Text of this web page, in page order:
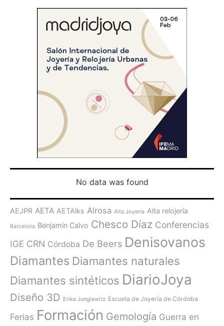
No data was found
AEJPR AETA AETAlks Alrosa Alta Joyería Alta relojería
Barcelona Benjamín Calvo Chesco Díaz Conferencias
IGE CRN Córdoba De Beers Denisovanos
Diamantes Diamantes naturales
Diamantes sintéticos DiarioJoya
Diseño 3D Erika Junglewitz Escuela de Joyería de Córdoba
Ferias Formación Gemología Guerra en